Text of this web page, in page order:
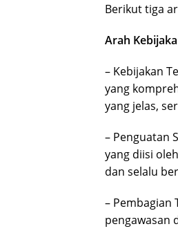
Berikut tiga
Arah
– Kebijakan
yang
yang jelas,
– Penguatan
yang diisi
dan selalu
– Pembagian
pengawasan